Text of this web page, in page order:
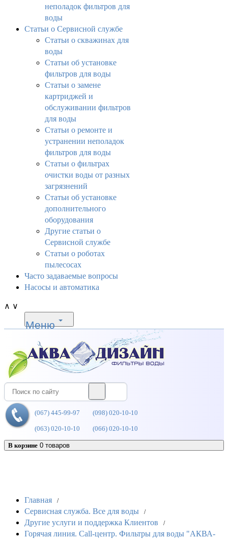
неполадок фильтров для
воды
Статьи о Сервисной службе
Статьи о скважинах для
воды
Статьи об установке
фильтров для воды
Статьи о замене
картриджей и
обслуживании фильтров
для воды
Статьи о ремонте и
устранении неполадок
фильтров для воды
Статьи о фильтрах
очистки воды от разных
загрязнений
Статьи об установке
дополнительного
оборудования
Другие статьи о
Сервисной службе
Статьи о роботах
пылесосах
Часто задаваемые вопросы
Насосы и автоматика
∧ ∨
Меню
(067) 445-99-97
(063) 020-10-10
(098) 020-10-10
(066) 020-10-10
В корзине 0 товаров
Главная /
Сервисная служба. Все для воды /
Другие услуги и поддержка Клиентов /
Горячая линия. Call-центр. Фильтры для воды "АКВА-